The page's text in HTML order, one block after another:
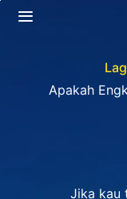
Apakah
Jika kau